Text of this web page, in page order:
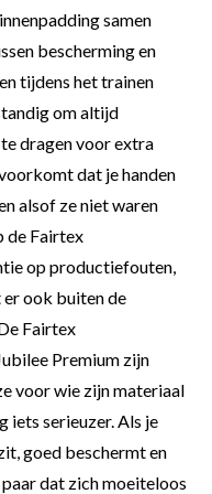
samen
bescherming en
tijdens het trainen
om altijd
dragen voor extra
dat je handen
alsof ze niet waren
de Fairtex
op productiefouten,
ook buiten de
Fairtex
Premium zijn
voor wie zijn materiaal
iets serieuzer. Als je
goed beschermt en
dat zich moeiteloos